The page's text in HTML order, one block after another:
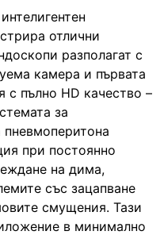
отлични
разполагат с
камера и първата
с пълно HD качество –
за
пневмоперитона
при постоянно
на дима,
със зацапване
смущения. Тази
в минимално